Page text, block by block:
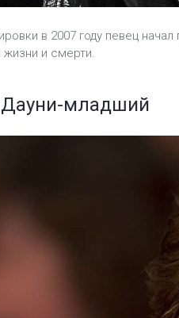
в 2007 году певец
и смерти.
Дауни-младший